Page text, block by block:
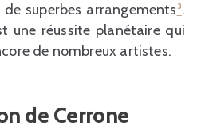
superbes arrangements³.
une réussite planétaire qui
de nombreux artistes.
de Cerrone